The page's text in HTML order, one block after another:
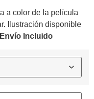
a color de la película
Ilustración disponible
Envío Incluido